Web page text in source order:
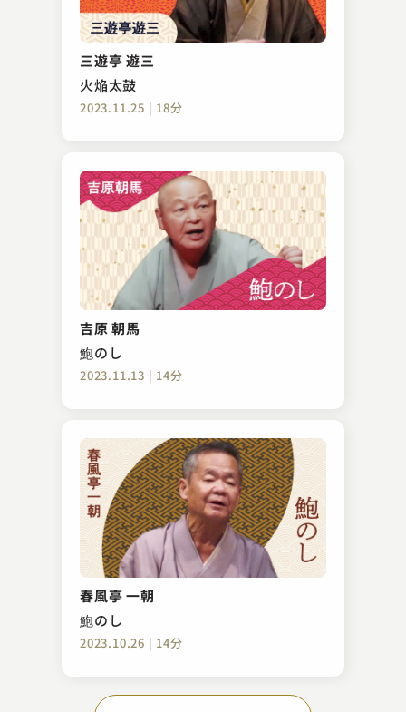
三遊亭 遊三
火焔太鼓
2023.11.25 | 18分
吉原 朝馬
鮑のし
2023.11.13 | 14分
春風亭 一朝
鮑のし
2023.10.26 | 14分